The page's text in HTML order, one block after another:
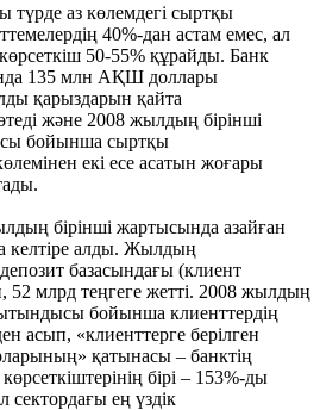
түрде аз көлемдегі сыртқы
40%-дан астам емес, ал
50-55% құрайды. Банк
135 млн АҚШ доллары
қарыздарын қайта
және 2008 жылдың бірінші
бойынша сыртқы
екі есе асатын жоғары
бірінші жартысында азайған
келтіре алды. Жылдың
базасындағы (клиент
52 млрд теңгеге жетті. 2008 жылдың
бойынша клиенттердің
асып, «клиенттерге берілген
қатынасы – банктің
бірі – 153%-ды
сектордағы ең үздік